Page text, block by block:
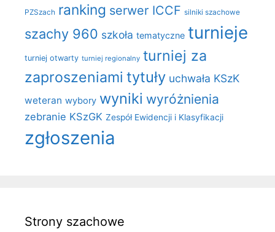
PZSzach ranking serwer ICCF silniki szachowe
szachy 960 szkoła tematyczne turnieje
turniej otwarty turniej regionalny turniej za
zaproszeniami tytuły uchwała KSzK
weteran wybory wyniki wyróżnienia
zebranie KSzGK Zespół Ewidencji i Klasyfikacji
zgłoszenia
Strony szachowe